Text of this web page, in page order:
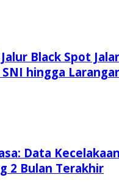
Black Spot
hingga
Data
2 Bulan Terakhir